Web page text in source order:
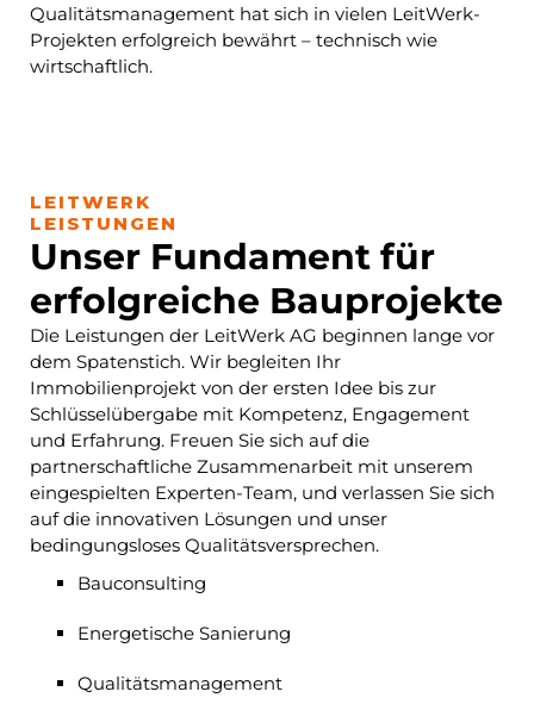
Qualitätsmanagement hat sich in vielen LeitWerk-
Projekten erfolgreich bewährt – technisch wie
wirtschaftlich.
LEITWERK
LEISTUNGEN
Unser Fundament für
erfolgreiche Bauprojekte
Die Leistungen der LeitWerk AG beginnen lange vor
dem Spatenstich. Wir begleiten Ihr
Immobilienprojekt von der ersten Idee bis zur
Schlüsselübergabe mit Kompetenz, Engagement
und Erfahrung. Freuen Sie sich auf die
partnerschaftliche Zusammenarbeit mit unserem
eingespielten Experten-Team, und verlassen Sie sich
auf die innovativen Lösungen und unser
bedingungsloses Qualitätsversprechen.
Bau­consulting
Ener­getische Sanierung
Qualitäts­manage­ment